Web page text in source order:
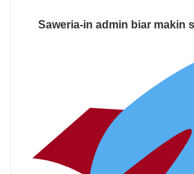
Saweria-in admin biar makin